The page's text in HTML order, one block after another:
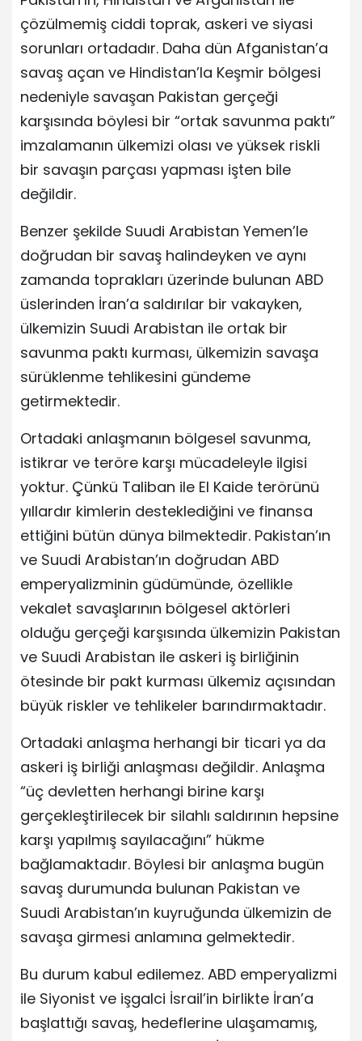
çözülmemiş ciddi toprak, askeri ve siyasi
sorunları ortadadır. Daha dün Afganistan’a
savaş açan ve Hindistan’la Keşmir bölgesi
nedeniyle savaşan Pakistan gerçeği
karşısında böylesi bir “ortak savunma paktı”
imzalamanın ülkemizi olası ve yüksek riskli
bir savaşın parçası yapması işten bile
değildir.
Benzer şekilde Suudi Arabistan Yemen’le
doğrudan bir savaş halindeyken ve aynı
zamanda toprakları üzerinde bulunan ABD
üslerinden İran’a saldırılar bir vakayken,
ülkemizin Suudi Arabistan ile ortak bir
savunma paktı kurması, ülkemizin savaşa
sürüklenme tehlikesini gündeme
getirmektedir.
Ortadaki anlaşmanın bölgesel savunma,
istikrar ve teröre karşı mücadeleyle ilgisi
yoktur. Çünkü Taliban ile El Kaide terörünü
yıllardır kimlerin desteklediğini ve finansa
ettiğini bütün dünya bilmektedir. Pakistan’ın
ve Suudi Arabistan’ın doğrudan ABD
emperyalizminin güdümünde, özellikle
vekalet savaşlarının bölgesel aktörleri
olduğu gerçeği karşısında ülkemizin Pakistan
ve Suudi Arabistan ile askeri iş birliğinin
ötesinde bir pakt kurması ülkemiz açısından
büyük riskler ve tehlikeler barındırmaktadır.
Ortadaki anlaşma herhangi bir ticari ya da
askeri iş birliği anlaşması değildir. Anlaşma
“üç devletten herhangi birine karşı
gerçekleştirilecek bir silahlı saldırının hepsine
karşı yapılmış sayılacağını” hükme
bağlamaktadır. Böylesi bir anlaşma bugün
savaş durumunda bulunan Pakistan ve
Suudi Arabistan’ın kuyruğunda ülkemizin de
savaşa girmesi anlamına gelmektedir.
Bu durum kabul edilemez. ABD emperyalizmi
ile Siyonist ve işgalci İsrail’in birlikte İran’a
başlattığı savaş, hedeflerine ulaşamamış,